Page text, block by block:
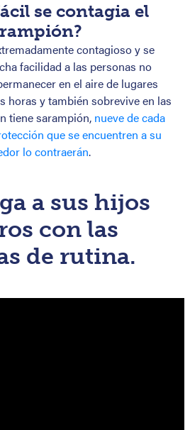
se contagia el
contagioso y se
facilidad a las personas no
en el aire de lugares
horas y también sobrevive en las
tiene sarampión, nueve de cada
que se encuentren a su
lo contraerán.
a sus hijos
con las
de rutina.